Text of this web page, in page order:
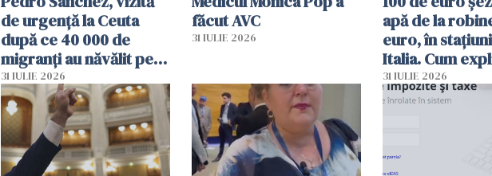
de urgență la Ceuta
după ce 40 000 de
migranți au năvălit pe
teritoriul spaniol: „Vom
mobiliza toate
resursele"
31 IULIE 2026
făcut AVC
31 IULIE 2026
apă de la
euro, în
Italia. Cum
autoritățile
31 IULIE 2026